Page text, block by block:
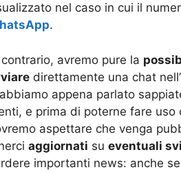
nel caso in cui il
.
avremo pure la
direttamente una chat
appena parlato
e prima di poterne fare uso
aspettare che venga
aggiornati su eventuali
importanti news: anche